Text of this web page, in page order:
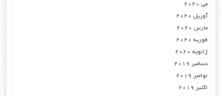
می 2020
آوریل 2020
مارس 2020
فوریه 2020
ژانویه 2020
دسامبر 2019
نوامبر 2019
اکتبر 2019